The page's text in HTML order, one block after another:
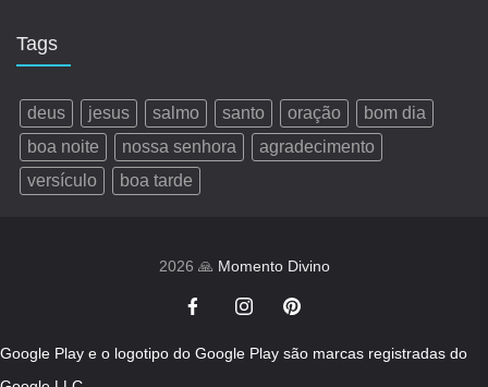
Tags
deus jesus salmo santo oração
bom dia
boa noite
nossa senhora
agradecimento
versículo
boa tarde
2026 🙏 Momento Divino
Google Play e o logotipo do Google Play são marcas registradas do